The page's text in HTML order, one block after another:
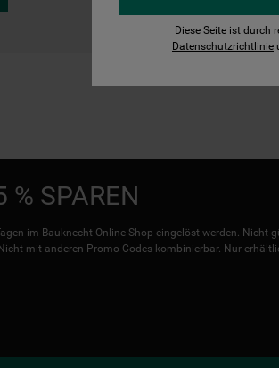
% SPAREN
im Bauknecht Online-Shop eingelöst werden. Nicht
mit anderen Promo Codes kombinierbar. Nur
Diese Seite ist durch
Datenschutzrichtlinie